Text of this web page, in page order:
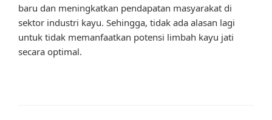
baru dan meningkatkan pendapatan masyarakat di
sektor industri kayu. Sehingga, tidak ada alasan lagi
untuk tidak memanfaatkan potensi limbah kayu jati
secara optimal.